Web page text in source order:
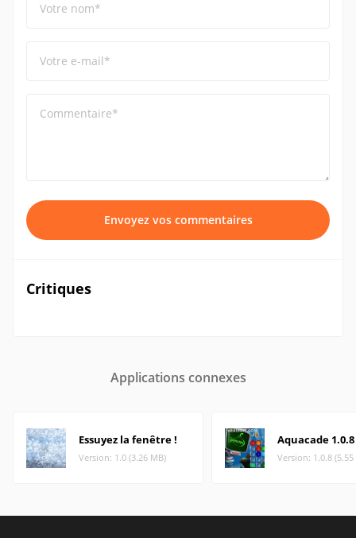
Votre nom*
Votre e-mail*
Commentaire*
Envoyez vos commentaires
Critiques
Applications connexes
Essuyez la fenêtre !
Version: 1.0 (3.26 MB)
Aquacade 1.0.8
Version: 1.0.8 (5.55